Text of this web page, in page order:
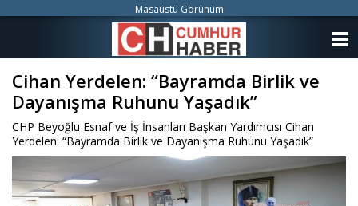
Cihan Yerdelen: “Bayramda Birlik ve
Dayanışma Ruhunu Yaşadık”
CHP Beyoğlu Esnaf ve İş İnsanları Başkan Yardımcısı Cihan
Yerdelen: “Bayramda Birlik ve Dayanışma Ruhunu Yaşadık”
Masaüstü Görünüm
KATEGORİLER
ANKETLER
FOTO GALERİ